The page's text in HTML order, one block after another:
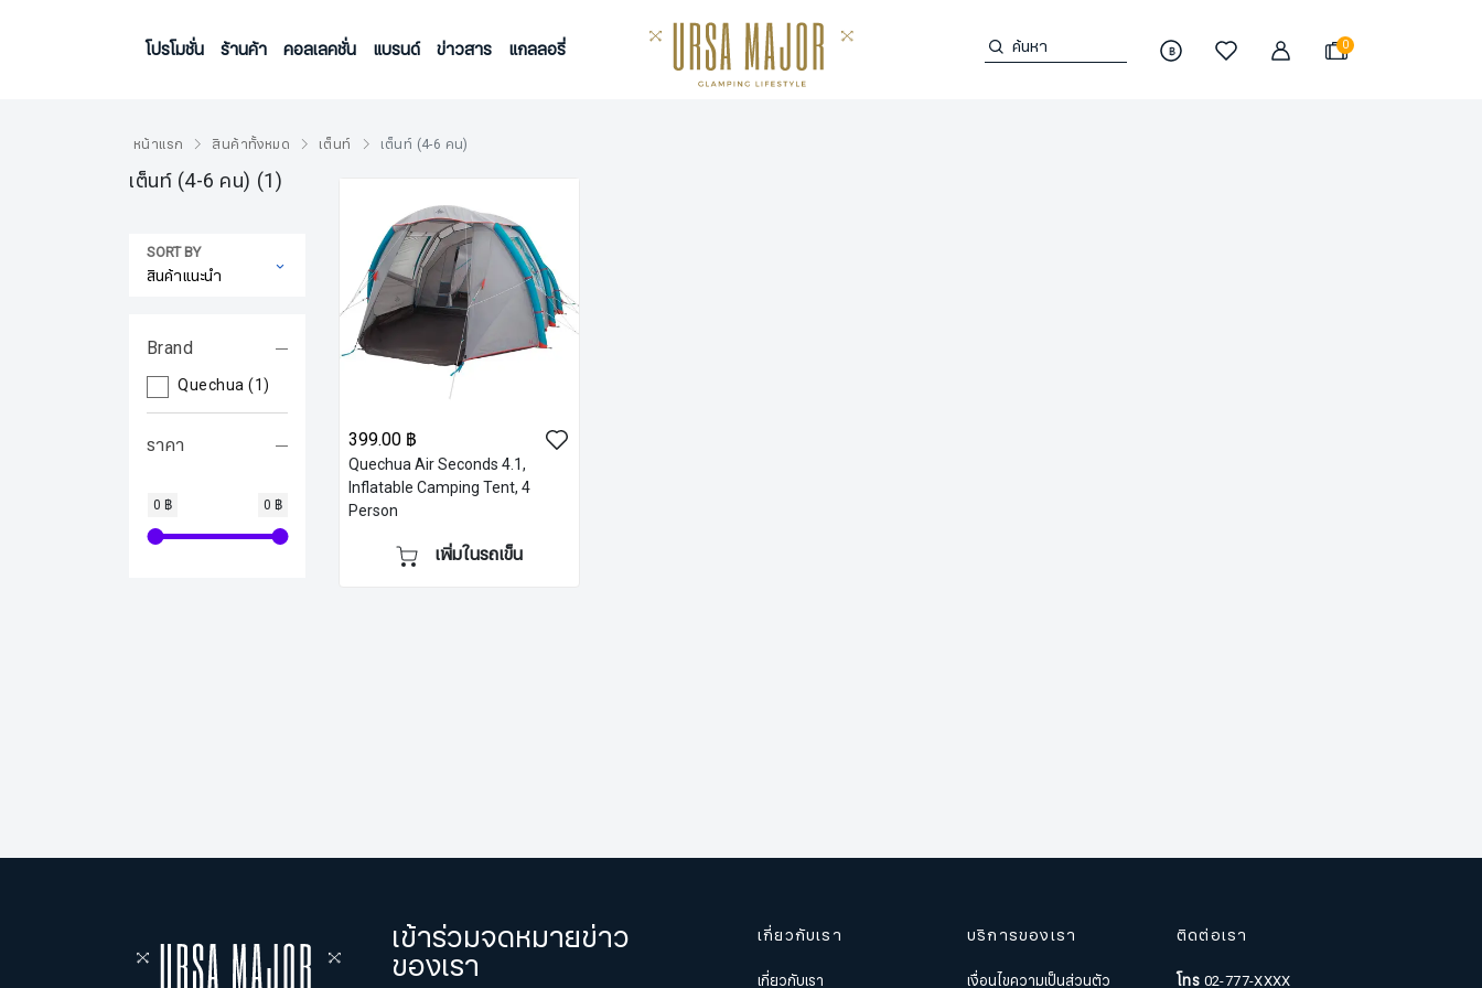
โปรโมชั่น ร้านค้า คอลเลคชั่น แบรนด์ ข่าวสาร แกลลอรี่ ค้นหา ฿ 0
หน้าแรก สินค้าทั้งหมด เต็นท์ เต็นท์ (4-6 คน)
เต็นท์ (4-6 คน) (1)
SORT BY
Brand
Quechua(1)
ราคา
0 ฿ 0 ฿
399.00 ฿
Quechua Air Seconds 4.1,
Inflatable Camping Tent, 4
Person
เพิ่มในรถเข็น
เข้าร่วมจดหมายข่าว
ของเรา
เกี่ยวกับเรา
เกี่ยวกับเรา
บริการของเรา
เงื่อนไขความเป็นส่วนตัว
ติดต่อเรา
โทร 02-777-XXXX